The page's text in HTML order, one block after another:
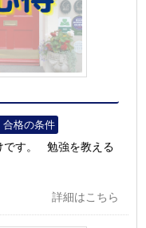
合格の条件
です。 勉強を教える
詳細はこちら